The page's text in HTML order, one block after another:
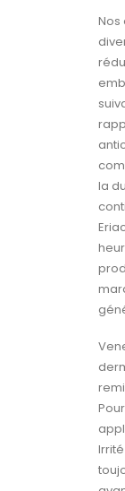
Nos
la